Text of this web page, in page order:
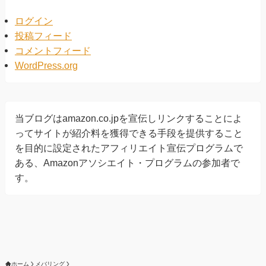
ログイン
投稿フィード
コメントフィード
WordPress.org
当ブログはamazon.co.jpを宣伝しリンクすることによ
ってサイトが紹介料を獲得できる手段を提供すること
を目的に設定されたアフィリエイト宣伝プログラムで
ある、Amazonアソシエイト・プログラムの参加者で
す。
ホーム メバリング